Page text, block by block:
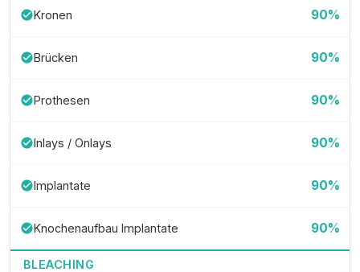
check_circleKronen 90%
check_circleBrücken 90%
check_circleProthesen 90%
check_circleInlays / Onlays 90%
check_circleImplantate 90%
check_circleKnochenaufbau Implantate 90%
BLEACHING